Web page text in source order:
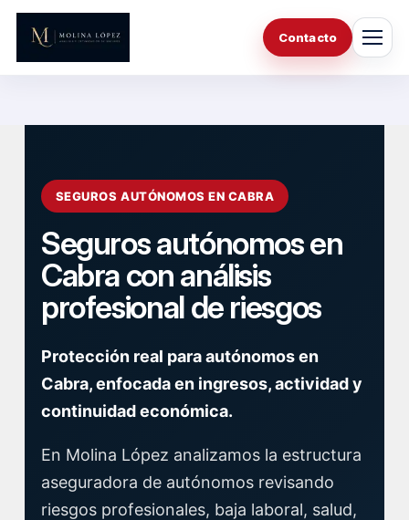
Saltar
contenido
Contacto
SEGUROS AUTÓNOMOS EN CABRA
Seguros autónomos en
Cabra con análisis
profesional de riesgos
Protección real para autónomos en
Cabra, enfocada en ingresos, actividad y
continuidad económica.
En Molina López analizamos la estructura
aseguradora de autónomos revisando
riesgos profesionales, baja laboral, salud,